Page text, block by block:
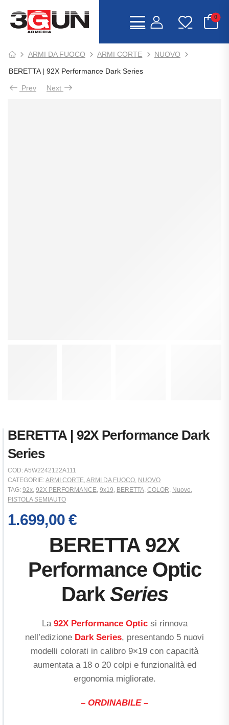
0
ARMI DA FUOCO ARMI CORTE NUOVO
BERETTA | 92X Performance Dark Series
Prev Next
BERETTA | 92X Performance Dark
Series
COD:A5W2242122A111
CATEGORIE:ARMI CORTE,ARMI DA FUOCO, NUOVO
TAG: 92x, 92X PERFORMANCE, 9x19, BERETTA, COLOR, Nuovo,
PISTOLA SEMIAUTO
1.699,00€
BERETTA 92X
Performance Optic
Dark Series
La 92X Performance Opticsi rinnova
nell’edizione Dark Series, presentando 5 nuovi
modelli colorati in calibro 9×19 con capacità
aumentata a 18 o 20 colpi e funzionalità ed
ergonomia migliorate.
– ORDINABILE –